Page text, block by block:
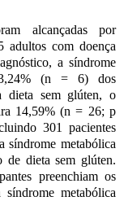
alcançadas por
adultos com doença
a síndrome
3,24% (n = 6) dos
dieta sem glúten, o
14,59% (n = 26; p
301 pacientes
síndrome metabólica
de dieta sem glúten.
preenchiam os
metabólica